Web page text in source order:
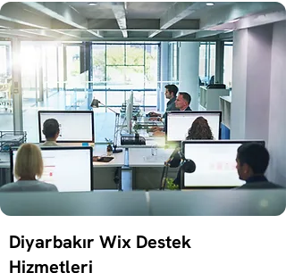
Diyarbakır Wix Destek
Hizmetleri